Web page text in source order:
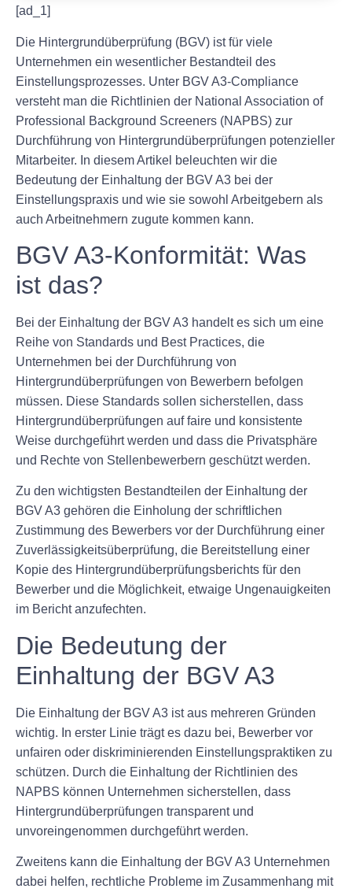
[ad_1]
Die Hintergrundüberprüfung (BGV) ist für viele
Unternehmen ein wesentlicher Bestandteil des
Einstellungsprozesses. Unter BGV A3-Compliance
versteht man die Richtlinien der National Association of
Professional Background Screeners (NAPBS) zur
Durchführung von Hintergrundüberprüfungen potenzieller
Mitarbeiter. In diesem Artikel beleuchten wir die
Bedeutung der Einhaltung der BGV A3 bei der
Einstellungspraxis und wie sie sowohl Arbeitgebern als
auch Arbeitnehmern zugute kommen kann.
BGV A3-Konformität: Was
ist das?
Bei der Einhaltung der BGV A3 handelt es sich um eine
Reihe von Standards und Best Practices, die
Unternehmen bei der Durchführung von
Hintergrundüberprüfungen von Bewerbern befolgen
müssen. Diese Standards sollen sicherstellen, dass
Hintergrundüberprüfungen auf faire und konsistente
Weise durchgeführt werden und dass die Privatsphäre
und Rechte von Stellenbewerbern geschützt werden.
Zu den wichtigsten Bestandteilen der Einhaltung der
BGV A3 gehören die Einholung der schriftlichen
Zustimmung des Bewerbers vor der Durchführung einer
Zuverlässigkeitsüberprüfung, die Bereitstellung einer
Kopie des Hintergrundüberprüfungsberichts für den
Bewerber und die Möglichkeit, etwaige Ungenauigkeiten
im Bericht anzufechten.
Die Bedeutung der
Einhaltung der BGV A3
Die Einhaltung der BGV A3 ist aus mehreren Gründen
wichtig. In erster Linie trägt es dazu bei, Bewerber vor
unfairen oder diskriminierenden Einstellungspraktiken zu
schützen. Durch die Einhaltung der Richtlinien des
NAPBS können Unternehmen sicherstellen, dass
Hintergrundüberprüfungen transparent und
unvoreingenommen durchgeführt werden.
Zweitens kann die Einhaltung der BGV A3 Unternehmen
dabei helfen, rechtliche Probleme im Zusammenhang mit